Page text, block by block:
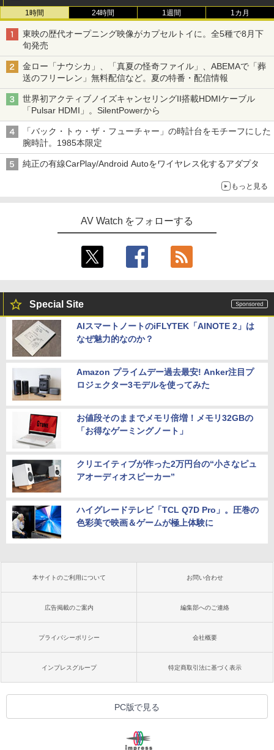
1時間 24時間 1週間 1カ月
東映の歴代オープニング映像がカプセルトイに。全5種で8月下
旬発売
金ロー「ナウシカ」、「真夏の怪奇ファイル」、ABEMAで「葬
送のフリーレン」無料配信など。夏の特番・配信情報
世界初アクティブノイズキャンセリングII搭載HDMIケーブル
「Pulsar HDMI」。SilentPowerから
「バック・トゥ・ザ・フューチャー」の時計台をモチーフにした
腕時計。1985本限定
純正の有線CarPlay/Android Autoをワイヤレス化するアダプタ
もっと見る
AV Watch をフォローする
Special Site
AIスマートノートのiFLYTEK「AINOTE 2」は
なぜ魅力的なのか？
Amazon プライムデー過去最安! Anker注目プ
ロジェクター3モデルを使ってみた
お値段そのままでメモリ倍増！メモリ32GBの
「お得なゲーミングノート」
クリエイティブが作った2万円台の“小さなピュ
アオーディオスピーカー”
ハイグレードテレビ「TCL Q7D Pro」。圧巻の
色彩美で映画＆ゲームが極上体験に
本サイトのご利用について お問い合わせ
広告掲載のご案内 編集部へのご連絡
プライバシーポリシー 会社概要
インプレスグループ 特定商取引法に基づく表示
PC版で見る